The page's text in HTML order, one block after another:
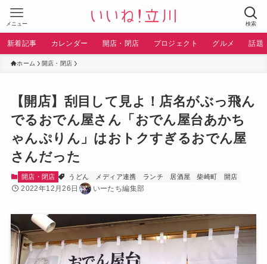
検索
メニュー
新着記事 カレンダー 開店・閉店 プロジェクト グルメ 話題
ホーム 開店・閉店
【開店】刮目して見よ！店名がぶっ飛ん
でるおでん屋さん「おでん屋台あかち
ゃんぷりん」はおトクすぎるおでん屋
さんだった
開店・閉店 うどん メディア連携 ランチ 居酒屋 柴崎町 開店
2022年12月26日 いーたち編集部